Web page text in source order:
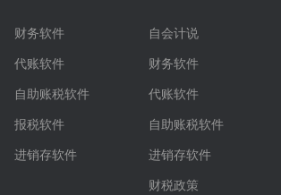
财务软件
代账软件
自助账税软件
报税软件
进销存软件
自会计说
财务软件
代账软件
自助账税软件
进销存软件
财税政策